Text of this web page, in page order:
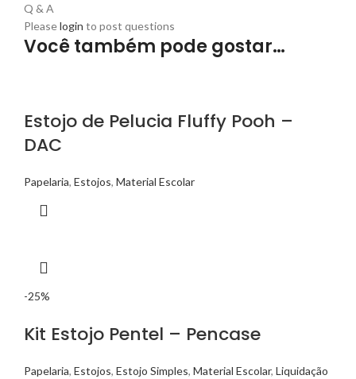
Q & A
Pleaselogin to post questions
Você também pode gostar…
Estojo de Pelucia Fluffy Pooh –
DAC
Papelaria, Estojos, Material Escolar
-25%
Kit Estojo Pentel – Pencase
Papelaria, Estojos, Estojo Simples, Material Escolar, Liquidação